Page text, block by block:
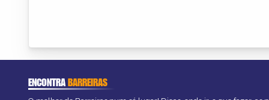
ENCONTRABARREIRAS